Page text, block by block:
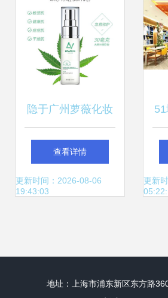
务
隐于广州萝薇化妆
品的面膜赋能之道
从面膜加工厂的精
查看详情
更新时间：2026-08-06
19:43:03
更新
地址：上海市浦东新区东方路